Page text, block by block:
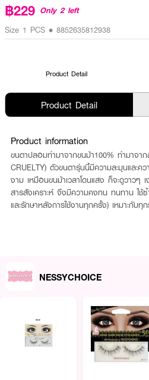
฿229 Only 2 left
Size 1 PCS • 8852635812938
Product Detail
Product Detail
Product information
ขนตาปลอมทำมาจากขนม้า100% ทำมาจา
CRUELTY) ตัวขนตารุ่นนี้มีความละมุนและค
งาม เหมือนขนม้าเวลาโดนแสง ก็จะดูวาวๆ
สารสังเคราะห์ จึงมีความคงทน ทนทาน ใช้
และรักษาหลังการใช้งานทุกครั้ง) เหมาะกับทุ
NESSYCHOICE